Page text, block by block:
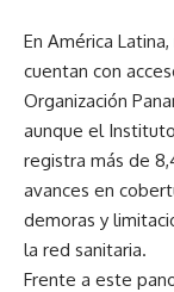
En América
cuentan con
Organización
aunque el
registra más de
avances en
demoras y
la red sanitaria.
Frente a este